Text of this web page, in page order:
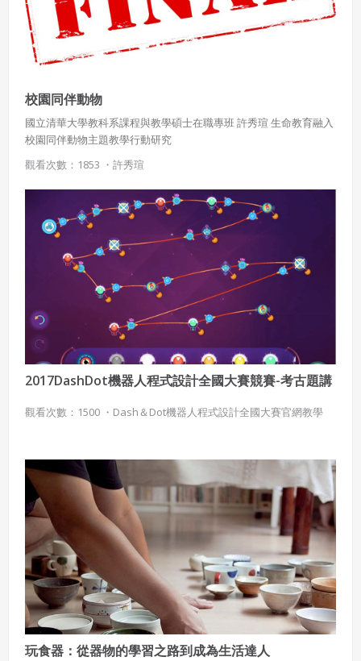
校園同伴動物
國立清華大學教科系課程與教學碩士在職專班 許秀瑄 生命教育融入
校園同伴動物主題教學行動研究
觀看次數：1853 ・ 許秀瑄
2017DashDot機器人程式設計全國大賽競賽-考古題講
觀看次數：1500 ・ Dash＆Dot機器人程式設計全國大賽官網教學
玩食器：從器物的學習之路到成為生活達人